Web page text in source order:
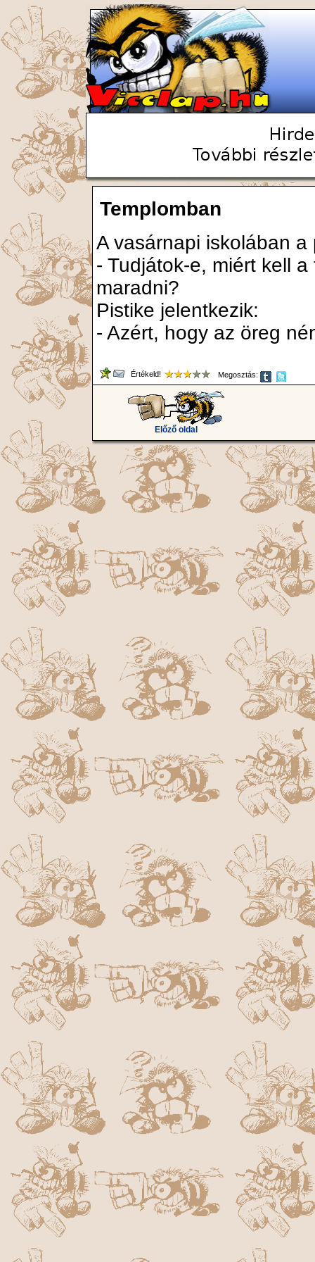
Templomban
A vasárnapi iskolában
- Tudjátok-e, miért kell
maradni?
Pistike jelentkezik:
- Azért, hogy az öreg
Értékeld! Megosztás:
Előző oldal